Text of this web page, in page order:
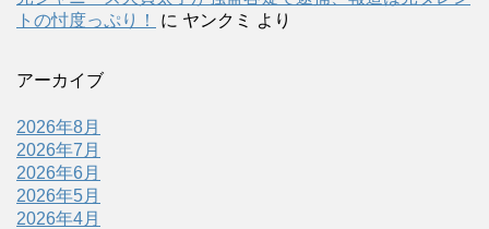
トの忖度っぷり！
に ヤンクミ より
アーカイブ
2026年8月
2026年7月
2026年6月
2026年5月
2026年4月